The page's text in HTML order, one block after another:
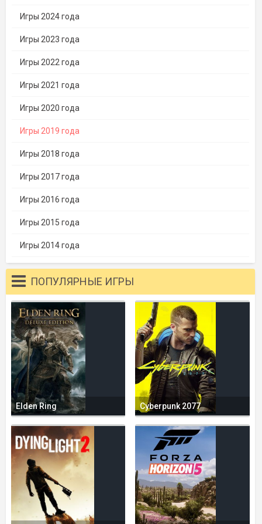
Игры 2024 года
Игры 2023 года
Игры 2022 года
Игры 2021 года
Игры 2020 года
Игры 2019 года
Игры 2018 года
Игры 2017 года
Игры 2016 года
Игры 2015 года
Игры 2014 года
ПОПУЛЯРНЫЕ ИГРЫ
Elden Ring Cyberpunk 2077